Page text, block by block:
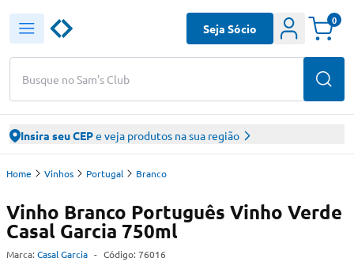
Busque no Sam's Club
Seja Sócio
0
Insira seu CEPe veja produtos na sua região
Home Vinhos Portugal Branco
Vinho Branco Português Vinho Verde
Casal Garcia 750ml
Marca: Casal Garcia - Código: 76016